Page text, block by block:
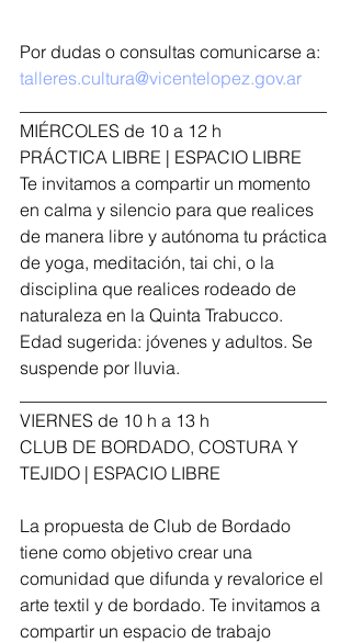
Por dudas o consultas comunicarse a:
talleres.cultura@vicentelopez.gov.ar
MIÉRCOLES de 10 a 12 h
PRÁCTICA LIBRE | ESPACIO LIBRE
Te invitamos a compartir un momento
en calma y silencio para que realices
de manera libre y autónoma tu práctica
de yoga, meditación, tai chi, o la
disciplina que realices rodeado de
naturaleza en la Quinta Trabucco.
Edad sugerida: jóvenes y adultos. Se
suspende por lluvia.
VIERNES de 10 h a 13 h
CLUB DE BORDADO, COSTURA Y
TEJIDO | ESPACIO LIBRE
La propuesta de Club de Bordado
tiene como objetivo crear una
comunidad que difunda y revalorice el
arte textil y de bordado. Te invitamos a
compartir un espacio de trabajo